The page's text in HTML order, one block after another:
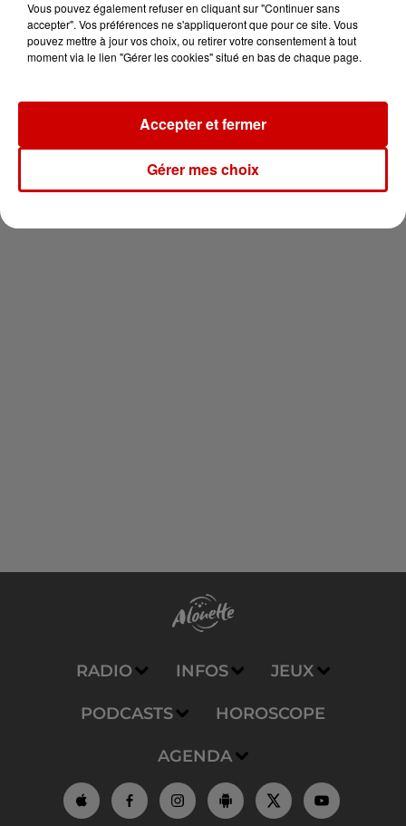
vous !
Newsletter
RADIO INFOS JEUX
PODCASTS HOROSCOPE
AGENDA
Vous pouvez également refuser en cliquant sur "Continuer sans
accepter". Vos préférences ne s'appliqueront que pour ce site. Vous
pouvez mettre à jour vos choix, ou retirer votre consentement à tout
moment via le lien "Gérer les cookies" situé en bas de chaque page.
Gérer mes choix
Accepter et fermer